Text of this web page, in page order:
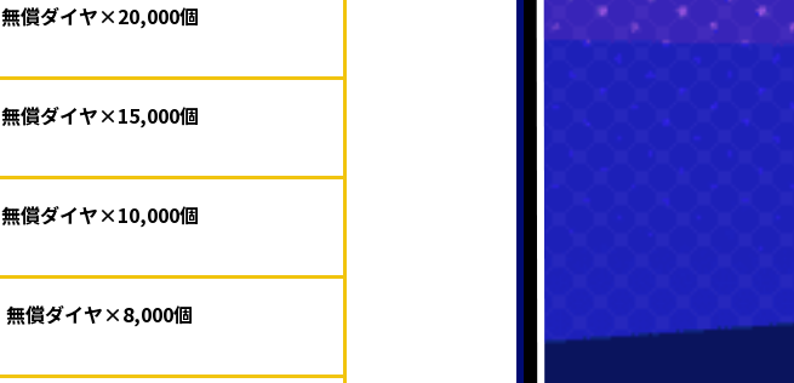
無償ダイヤ×20,000個
無償ダイヤ×15,000個
無償ダイヤ×10,000個
無償ダイヤ×8,000個